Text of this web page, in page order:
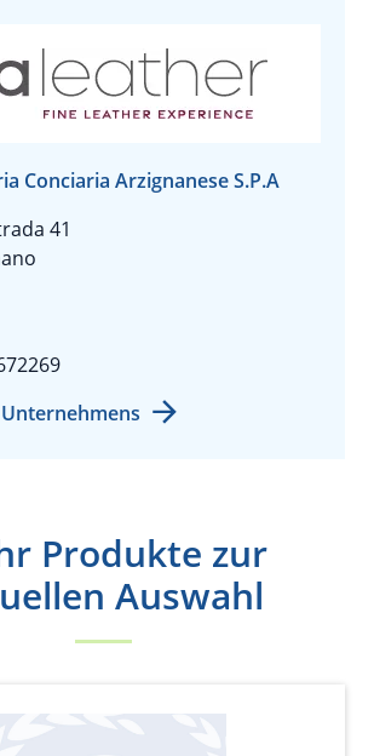
Conciaria Arzignanese S.P.A
41
Produkte zur
Auswahl